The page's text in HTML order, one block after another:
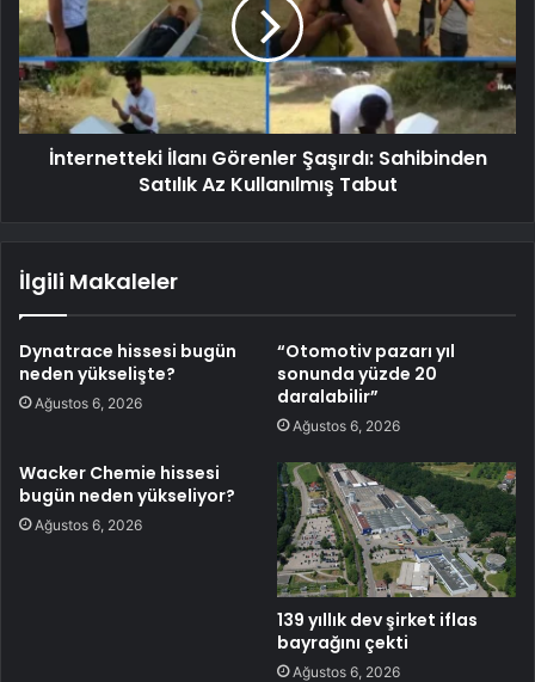
İnternetteki İlanı Görenler Şaşırdı: Sahibinden
Satılık Az Kullanılmış Tabut
İlgili Makaleler
Dynatrace hissesi bugün
neden yükselişte?
Ağustos 6, 2026
“Otomotiv pazarı yıl
sonunda yüzde 20
daralabilir”
Ağustos 6, 2026
Wacker Chemie hissesi
bugün neden yükseliyor?
Ağustos 6, 2026
139 yıllık dev şirket iflas
bayrağını çekti
Ağustos 6, 2026